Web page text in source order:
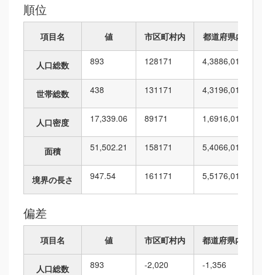
順位
項目名 値 市区町村内 都道府県内
人口総数 893 128171 4,3886,010
世帯総数 438 131 171 4,3196,010
人口密度 17,339.06 89171 1,6916,010
面積 51,502.21 158171 5,4066,010
境界の長さ 947.54 161 171 5,5176,010
偏差
項目名 値 市区町村内 都道府県内
人口総数 893 -2,020 -1,356